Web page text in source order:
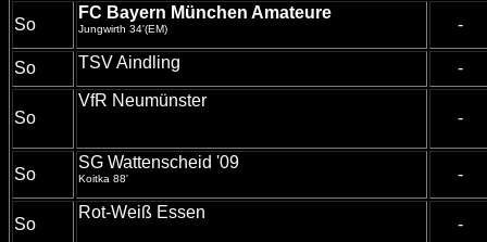
So
FC Bayern München Amateure
Jungwirth 34'(EM) -
So TSV Aindling -
So
VfR Neumünster
-
So
SG Wattenscheid '09
Koitka 88' -
So
Rot-Weiß Essen
-